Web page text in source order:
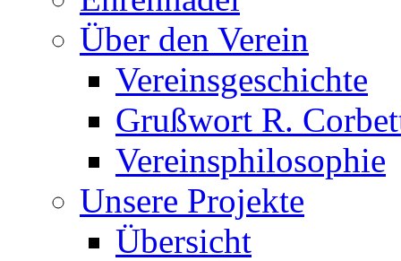
Über den Verein
Vereinsgeschichte
Grußwort R.
Vereinsphilosophie
Unsere Projekte
Übersicht